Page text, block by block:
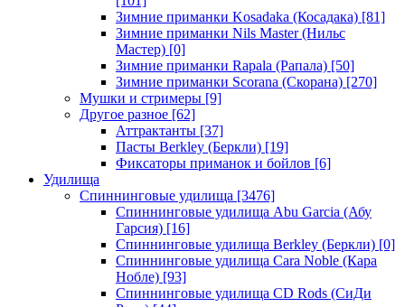
Зимние приманки Kosadaka (Косадака) [81]
Зимние приманки Nils Master (Нильс
Мастер) [0]
Зимние приманки Rapala (Рапала) [50]
Зимние приманки Scorana (Скорана) [270]
Мушки и стримеры [9]
Другое разное [62]
Аттрактанты [37]
Пасты Berkley (Беркли) [19]
Фиксаторы приманок и бойлов [6]
Удилища
Спиннинговые удилища [3476]
Спиннинговые удилища Abu Garcia (Абу
Гарсия) [16]
Спиннинговые удилища Berkley (Беркли) [0]
Спиннинговые удилища Cara Noble (Кара
Нобле) [93]
Спиннинговые удилища CD Rods (СиДи